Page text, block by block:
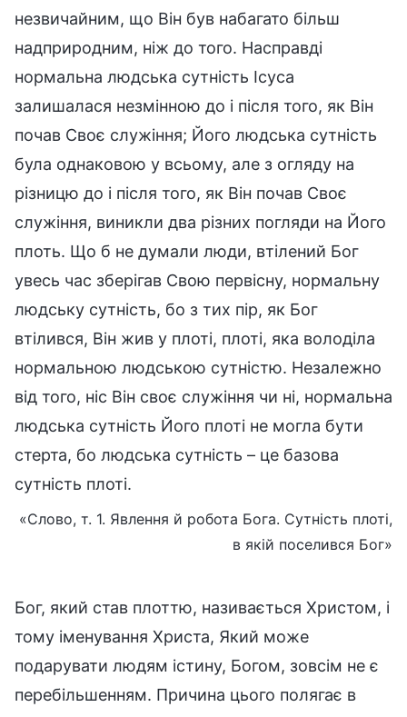
незвичайним, що Він був набагато більш
надприродним, ніж до того. Насправді
нормальна людська сутність Ісуса
залишалася незмінною до і після того, як Він
почав Своє служіння; Його людська сутність
була однаковою у всьому, але з огляду на
різницю до і після того, як Він почав Своє
служіння, виникли два різних погляди на Його
плоть. Що б не думали люди, втілений Бог
увесь час зберігав Свою первісну, нормальну
людську сутність, бо з тих пір, як Бог
втілився, Він жив у плоті, плоті, яка володіла
нормальною людською сутністю. Незалежно
від того, ніс Він своє служіння чи ні, нормальна
людська сутність Його плоті не могла бути
стерта, бо людська сутність – це базова
сутність плоті.
«Слово, т. 1. Явлення й робота Бога. Сутність плоті,
в якій поселився Бог»
Бог, який став плоттю, називається Христом, і
тому іменування Христа, Який може
подарувати людям істину, Богом, зовсім не є
перебільшенням. Причина цього полягає в